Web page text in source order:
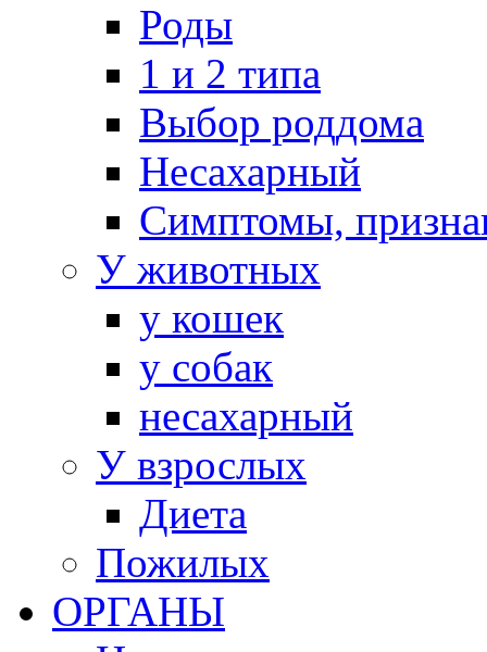
Роды
1 и 2 типа
Выбор роддома
Несахарный
Симптомы,
У животных
у кошек
у собак
несахарный
У взрослых
Диета
Пожилых
ОРГАНЫ